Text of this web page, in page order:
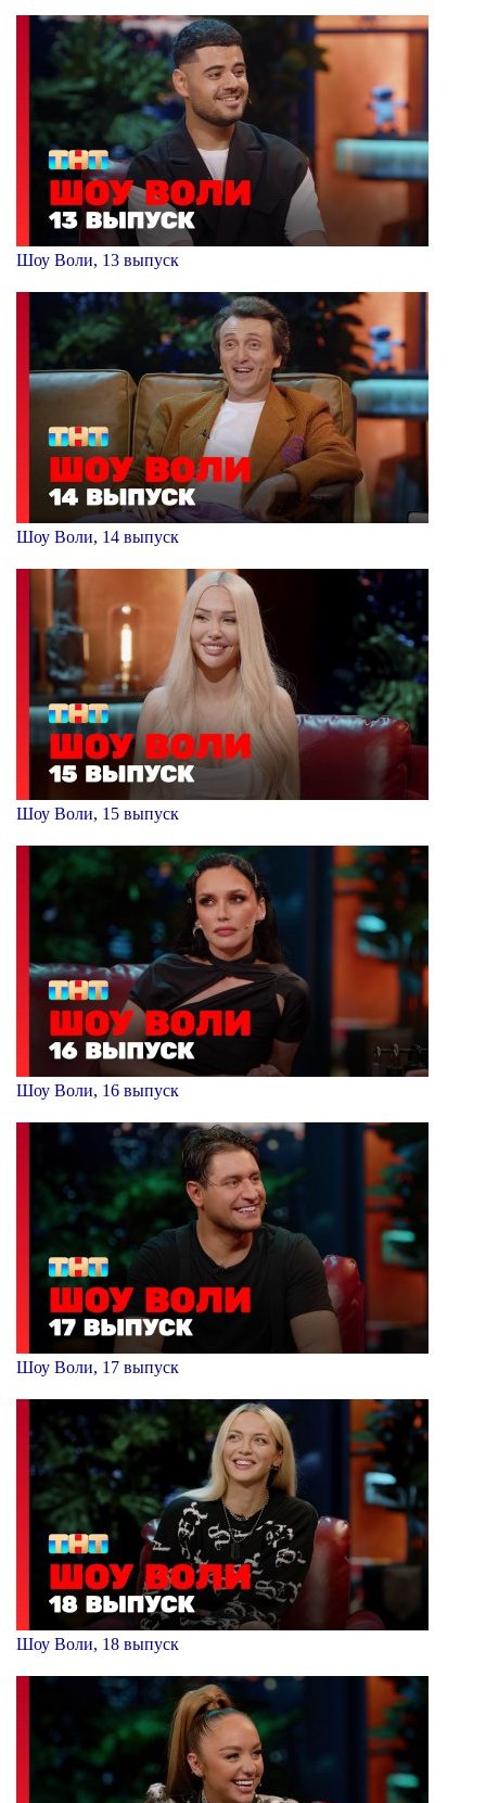
Шоу Воли, 13 выпуск
Шоу Воли, 14 выпуск
Шоу Воли, 15 выпуск
Шоу Воли, 16 выпуск
Шоу Воли, 17 выпуск
Шоу Воли, 18 выпуск